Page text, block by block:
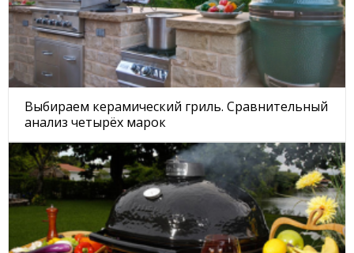
Выбираем керамический гриль. Сравнительный
анализ четырёх марок